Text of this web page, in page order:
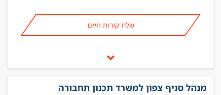
שלח קורות חיים
מנהל סניף צפון למשרד תכנון תחבורה